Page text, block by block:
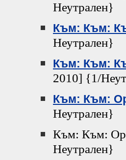
Неутрален}
Към: Към:
Неутрален}
Към: Към:
2010] {1/
Към: Към:
Неутрален}
Към: Към:
Неутрален}